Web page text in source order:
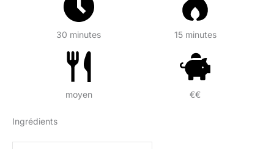
30 minutes 15 minutes
moyen €€
Ingrédients